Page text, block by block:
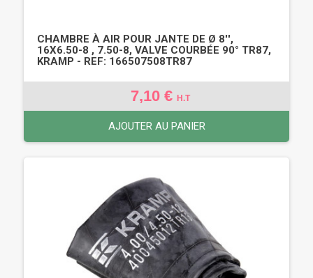
CHAMBRE À AIR POUR JANTE DE Ø 8'',
16X6.50-8 , 7.50-8, VALVE COURBÉE 90° TR87,
KRAMP - REF: 166507508TR87
7,10 € H.T
AJOUTER AU PANIER